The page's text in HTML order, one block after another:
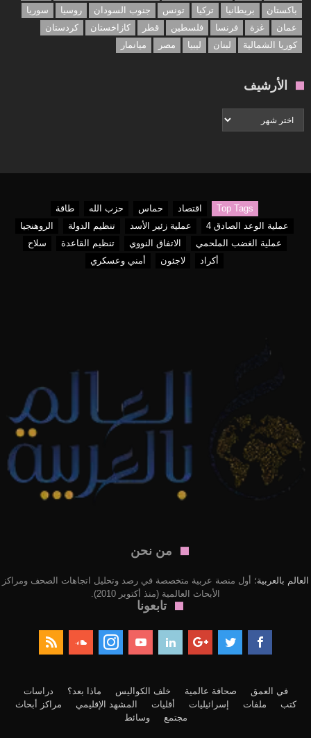
باكستان
بريطانيا تركيا تونس جنوب السودان روسيا
سوريا
عمان
غزة فرنسا فلسطين قطر كازاخستان
كردستان
كوريا الشمالية
لبنان ليبيا مصر ميانمار
الأرشيف
الأرشيف
Top Tags اقتصاد حماس حزب الله
طاقة
عملية الوعد الصادق 4
عملية زئير الأسد تنظيم الدولة
الروهنجيا
عملية الغضب الملحمي
الاتفاق النووي تنظيم القاعدة
سلاح
أكراد
لاجئون أمني وعسكري
من نحن
العالم بالعربية؛ أول منصة عربية متخصصة في رصد وتحليل اتجاهات الصحف ومراكز
الأبحاث العالمية (منذ أكتوبر 2010).
تابعونا
في العمق صحافة عالمية خلف الكواليس ماذا بعد؟
دراسات
كتب
ملفات إسرائيليات أقليات المشهد الإقليمي
مراكز أبحاث
مجتمع
وسائط